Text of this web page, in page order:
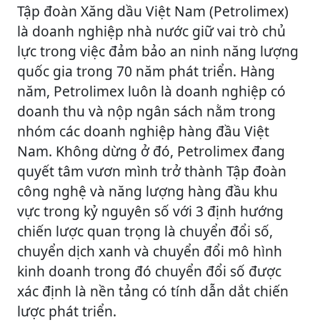
Tập đoàn Xăng dầu Việt Nam (Petrolimex)
là doanh nghiệp nhà nước giữ vai trò chủ
lực trong việc đảm bảo an ninh năng lượng
quốc gia trong 70 năm phát triển. Hàng
năm, Petrolimex luôn là doanh nghiệp có
doanh thu và nộp ngân sách nằm trong
nhóm các doanh nghiệp hàng đầu Việt
Nam. Không dừng ở đó, Petrolimex đang
quyết tâm vươn mình trở thành Tập đoàn
công nghệ và năng lượng hàng đầu khu
vực trong kỷ nguyên số với 3 định hướng
chiến lược quan trọng là chuyển đổi số,
chuyển dịch xanh và chuyển đổi mô hình
kinh doanh trong đó chuyển đổi số được
xác định là nền tảng có tính dẫn dắt chiến
lược phát triển.